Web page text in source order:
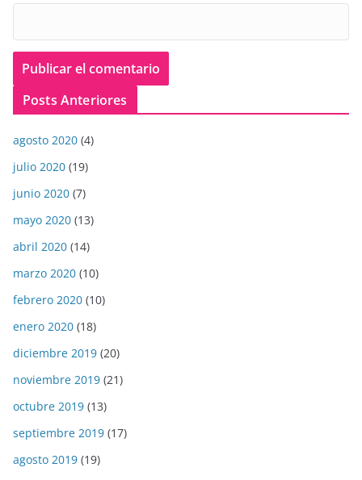
Posts Anteriores
agosto 2020 (4)
julio 2020 (19)
junio 2020 (7)
mayo 2020 (13)
abril 2020 (14)
marzo 2020 (10)
febrero 2020 (10)
enero 2020 (18)
diciembre 2019 (20)
noviembre 2019 (21)
octubre 2019 (13)
septiembre 2019 (17)
agosto 2019 (19)